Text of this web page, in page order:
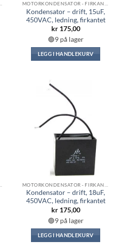
Kondensator – drift, 15uF,
450VAC, ledning, firkantet
kr175,00
🟢9 på lager
LEGG I HANDLEKURV
Kondensator – drift, 18uF,
450VAC, ledning, firkantet
kr175,00
🟢9 på lager
LEGG I HANDLEKURV